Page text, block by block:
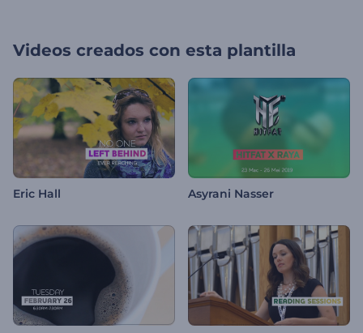
Videos creados con esta plantilla
Eric Hall Asyrani Nasser